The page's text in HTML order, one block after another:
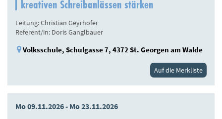
kreativen Schreibanlässen stärken
Leitung: Christian Geyrhofer
Referent/in: Doris Ganglbauer
Volksschule, Schulgasse 7, 4372 St. Georgen am Walde
Auf die Merkliste
Mo 09.11.2026 - Mo 23.11.2026